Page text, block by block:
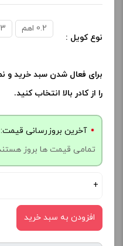
نوع کویل :
0.2 اهم
برای فعال شدن سبد خرید
را از کادر بالا انتخاب کنید.
آخرین بروزرسانی قیمت: 17 ساعت پیش
تمامی قیمت ها بروز
+
افزودن به سبد خرید